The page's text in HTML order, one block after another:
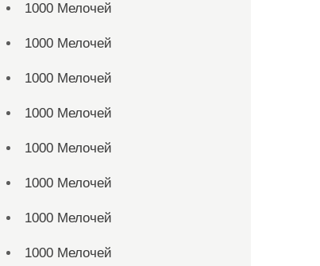
1000 Мелочей
1000 Мелочей
1000 Мелочей
1000 Мелочей
1000 Мелочей
1000 Мелочей
1000 Мелочей
1000 Мелочей